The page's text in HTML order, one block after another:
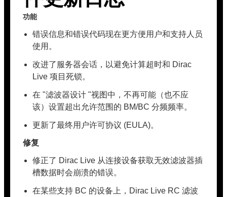
功能
错误信息和错误代码现在更方便用户和支持人员
使用。
改进了服务器会话，以避免计算超时和 Dirac
Live 项目死锁。
在 "滤波器设计 "视图中，不再可能（也不应
该）设置超出允许范围的 BM/BC 分频频率。
更新了最终用户许可协议 (EULA)。
修复
修正了 Dirac Live 从连接设备获取无效滤波器插
槽数据时会崩溃的错误。
在某些支持 BC 的设备上，Dirac Live RC 滤波